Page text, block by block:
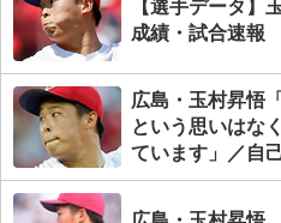
【選手データ】
成績・試合速報
広島・玉村昇悟
という思いはな
ています」／自